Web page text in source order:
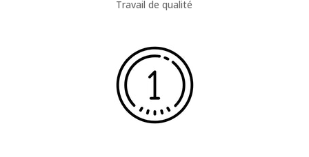
Travail de qualité